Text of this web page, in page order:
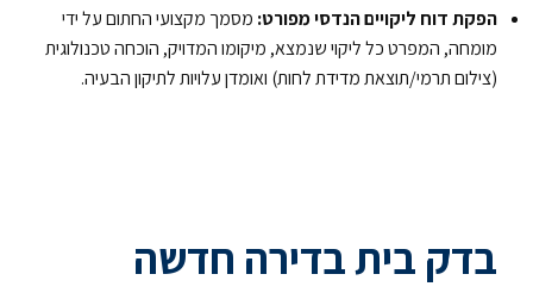
הפקת דוח ליקויים הנדסי מפורט: מסמך מקצועי החתום על ידי
מומחה, המפרט כל ליקוי שנמצא, מיקומו המדויק, הוכחה טכנולוגית
(צילום תרמי/תוצאת מדידת לחות) ואומדן עלויות לתיקון הבעיה.
בדק בית בדירה חדשה